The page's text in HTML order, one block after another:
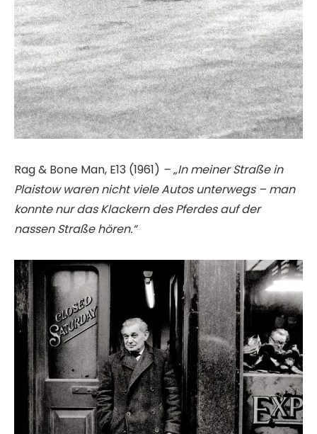
Rag & Bone Man, E13 (1961) – „In meiner Straße in
Plaistow waren nicht viele Autos unterwegs – man
konnte nur das Klackern des Pferdes auf der
nassen Straße hören.“